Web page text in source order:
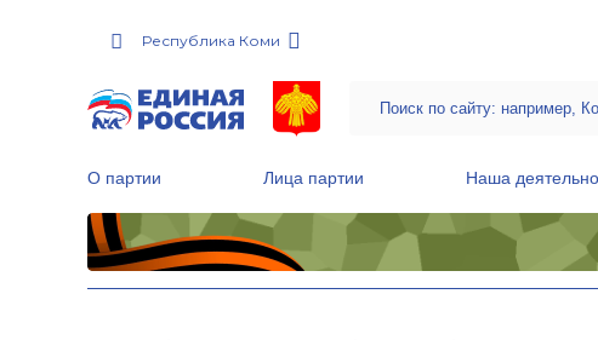
Республика Коми
О партии Лица партии Наша